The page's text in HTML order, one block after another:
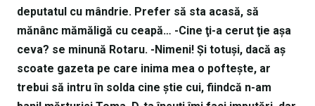
deputatul cu mândrie. Prefer să sta acasă, să
mănânc mămăligă cu ceapă… -Cine ţi-a cerut ţie aşa
ceva? se minună Rotaru. -Nimeni! Şi totuşi, dacă aş
scoate gazeta pe care inima mea o pofteşte, ar
trebui să intru în solda cine ştie cui, fiindcă n-am